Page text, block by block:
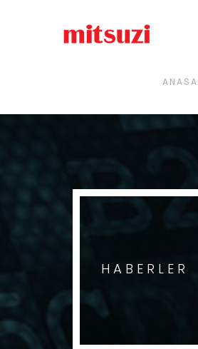
HABERLER